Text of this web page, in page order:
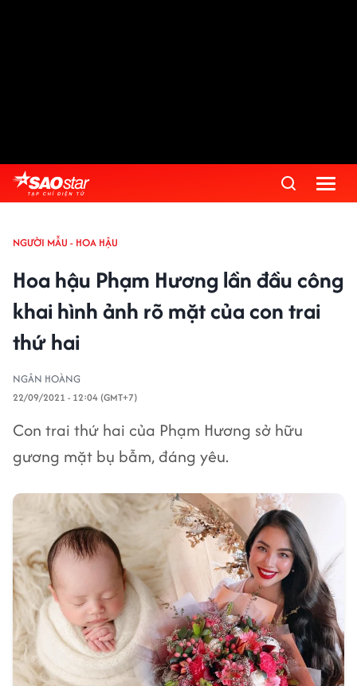
NGƯỜI MẪU - HOA HẬU
Hoa hậu Phạm Hương lần đầu công
khai hình ảnh rõ mặt của con trai
thứ hai
NGÂN HOÀNG
22/09/2021 - 12:04 (GMT+7)
Con trai thứ hai của Phạm Hương sở hữu
gương mặt bụ bẫm, đáng yêu.